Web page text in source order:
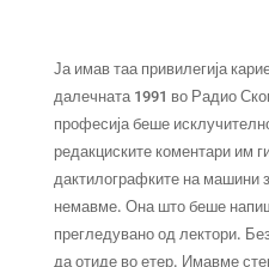
Ја имав таа привилегија
далечната 1991 во Радио
професија беше
редакциските коментари им
дактилографките на машини
немавме. Она што беше
прегледувано од лектори.
да отиде во етер. Имавме